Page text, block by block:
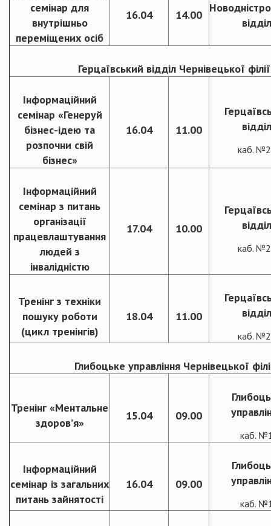
семінар для
внутрішньо
переміщених осіб
16.04 14.00
відділ
Герцаївський відділ Чернівецької
Інформаційний
семінар «Генеруй
бізнес-ідею та
розпочни свій
бізнес»
16.04 11.00
відділ
каб.
Інформаційний
семінар з питань
організації
працевлаштування
людей з
інвалідністю
17.04 10.00
відділ
каб.
Тренінг з техніки
пошуку роботи
(цикл тренінгів)
18.04 11.00
відділ
каб.
Глибоцьке управління Чернівецької
Тренінг «Ментальне
здоров’я»
15.04 09.00
каб.
Інформаційний
семінар із загальних
питань зайнятості
16.04 09.00
каб.